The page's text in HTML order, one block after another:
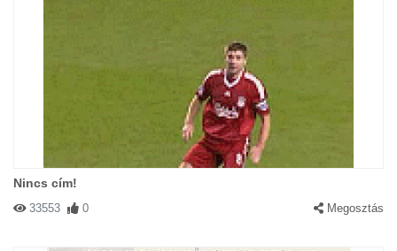
Nincs cím!
33553 0 Megosztás